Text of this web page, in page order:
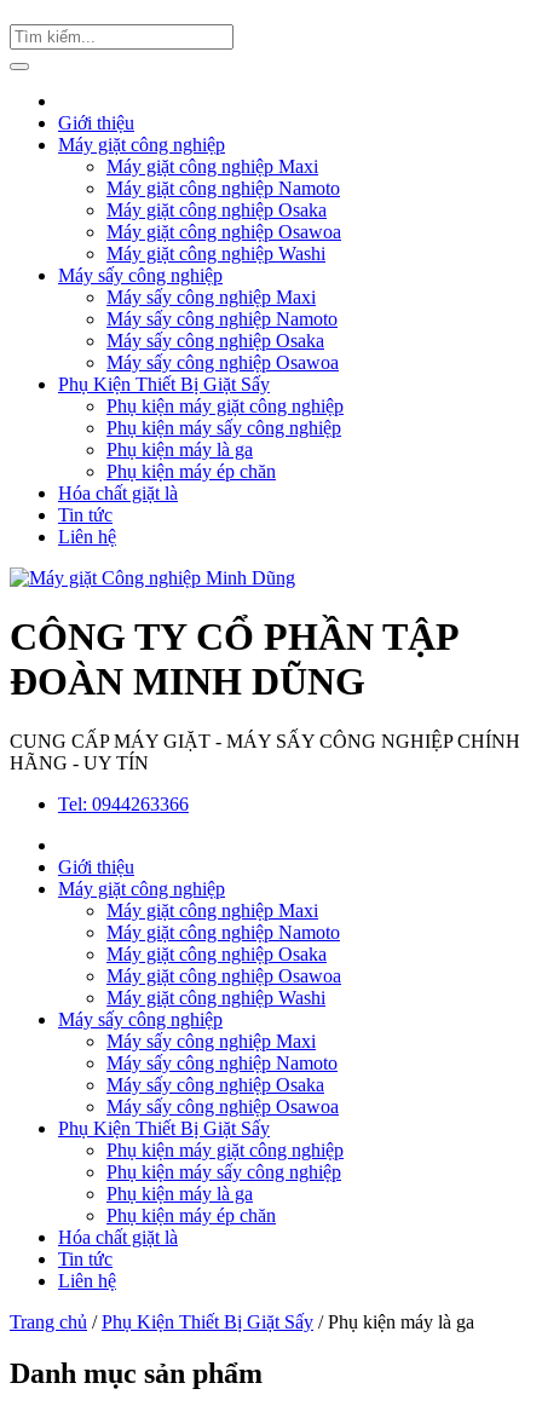
Giới thiệu
Máy giặt công nghiệp
Máy giặt công nghiệp Maxi
Máy giặt công nghiệp Namoto
Máy giặt công nghiệp Osaka
Máy giặt công nghiệp Osawoa
Máy giặt công nghiệp Washi
Máy sấy công nghiệp
Máy sấy công nghiệp Maxi
Máy sấy công nghiệp Namoto
Máy sấy công nghiệp Osaka
Máy sấy công nghiệp Osawoa
Phụ Kiện Thiết Bị Giặt Sấy
Phụ kiện máy giặt công nghiệp
Phụ kiện máy sấy công nghiệp
Phụ kiện máy là ga
Phụ kiện máy ép chăn
Hóa chất giặt là
Tin tức
Liên hệ
CÔNG TY CỔ PHẦN TẬP
ĐOÀN MINH DŨNG
CUNG CẤP MÁY GIẶT - MÁY SẤY CÔNG NGHIỆP CHÍNH
HÃNG - UY TÍN
Tel: 0944263366
Giới thiệu
Máy giặt công nghiệp
Máy giặt công nghiệp Maxi
Máy giặt công nghiệp Namoto
Máy giặt công nghiệp Osaka
Máy giặt công nghiệp Osawoa
Máy giặt công nghiệp Washi
Máy sấy công nghiệp
Máy sấy công nghiệp Maxi
Máy sấy công nghiệp Namoto
Máy sấy công nghiệp Osaka
Máy sấy công nghiệp Osawoa
Phụ Kiện Thiết Bị Giặt Sấy
Phụ kiện máy giặt công nghiệp
Phụ kiện máy sấy công nghiệp
Phụ kiện máy là ga
Phụ kiện máy ép chăn
Hóa chất giặt là
Tin tức
Liên hệ
Trang chủ /Phụ Kiện Thiết Bị Giặt Sấy / Phụ kiện máy là ga
Danh mục sản phẩm